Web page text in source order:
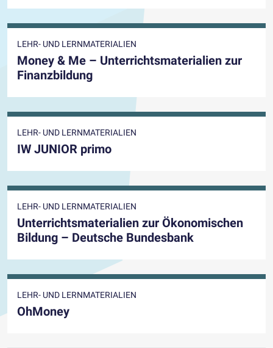
LEHR- UND LERNMATERIALIEN
Money & Me – Unterrichtsmaterialien zur
Finanzbildung
LEHR- UND LERNMATERIALIEN
IW JUNIOR primo
LEHR- UND LERNMATERIALIEN
Unterrichtsmaterialien zur Ökonomischen
Bildung – Deutsche Bundesbank
LEHR- UND LERNMATERIALIEN
OhMoney